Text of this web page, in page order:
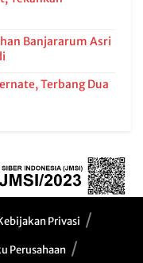
Banjararum Asri
Terbang Dua
Privasi
Perusahaan